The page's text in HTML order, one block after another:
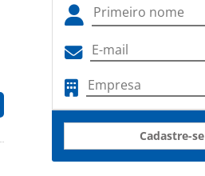
Cadastre-se